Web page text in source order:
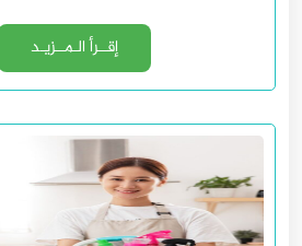
إقــرأ الـمــزيـد